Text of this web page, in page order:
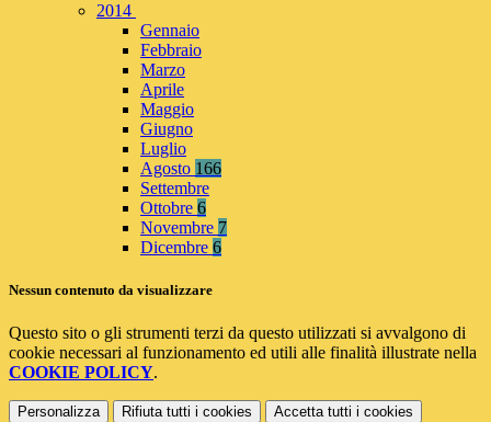
2014
Gennaio
Febbraio
Marzo
Aprile
Maggio
Giugno
Luglio
Agosto 166
Settembre
Ottobre 6
Novembre 7
Dicembre 6
Nessun contenuto da visualizzare
Questo sito o gli strumenti terzi da questo utilizzati si avvalgono di
cookie necessari al funzionamento ed utili alle finalità illustrate nella
COOKIE POLICY.
Personalizza Rifiuta tutti i cookies Accetta tutti i cookies